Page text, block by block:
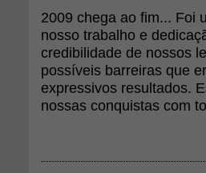
2009 chega ao fim... Foi
nosso trabalho e
credibilidade de nossos
possíveis barreiras que
expressivos resultados.
nossas conquistas com